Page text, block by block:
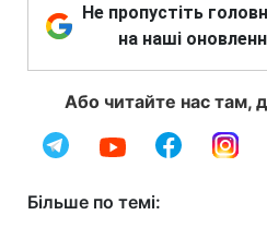
Не пропустіть
на наші
Або читайте нас там,
Більше по темі: